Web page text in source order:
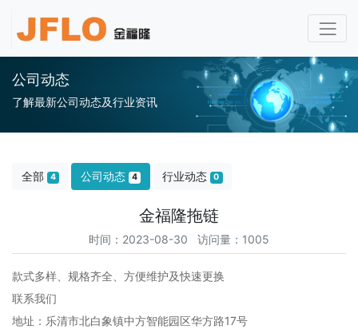
公司动态
了解最新公司动态及行业资讯
全部 4 公司动态 4 行业动态 0
金福隆拖链
时间：2023-08-30 访问量：1005
款式多样、规格齐全、方便维护及快速更换
联系我们
地址：乐清市北白象镇中方智能园区华方路17号